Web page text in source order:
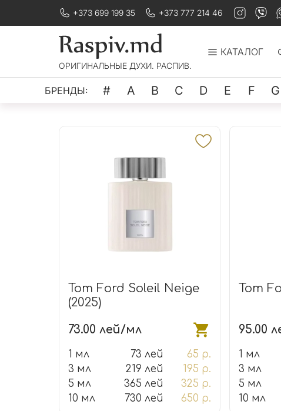
+373 699 199 35 +373 777 214 46
ОРИГИНАЛЬНЫЕ ДУХИ. РАСПИВ.
КАТАЛОГ
БРЕНДЫ: # A B C D E F G
Tom Ford Soleil Neige
(2025)
73.00 лей/мл
1 мл 73 лей
65 р.
3 мл
219 лей
195 р.
5 мл
365 лей
325 р.
10 мл
730 лей 650 р.
Tom
95.00
1 мл
3 мл
5 мл
10 мл